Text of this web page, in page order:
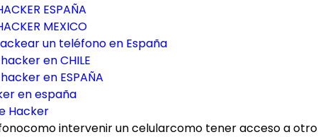
ESPAÑA
MEXICO
un teléfono en España
en CHILE
en ESPAÑA
en españa
Hacker
intervenir un celularcomo tener acceso a otro